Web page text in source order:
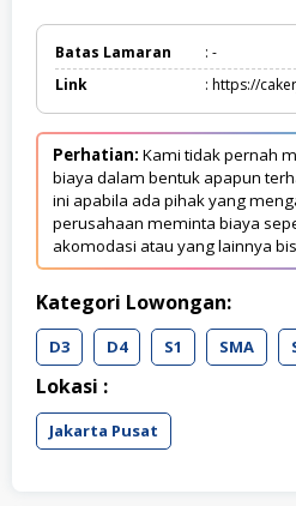
Batas Lamaran
: -
Link
: https://
Perhatian: Kami tidak pernah
biaya dalam bentuk apapun
ini apabila ada pihak yang
perusahaan meminta biaya
akomodasi atau yang lainnya
Kategori Lowongan:
D3 D4 S1 SMA
Lokasi :
Jakarta Pusat